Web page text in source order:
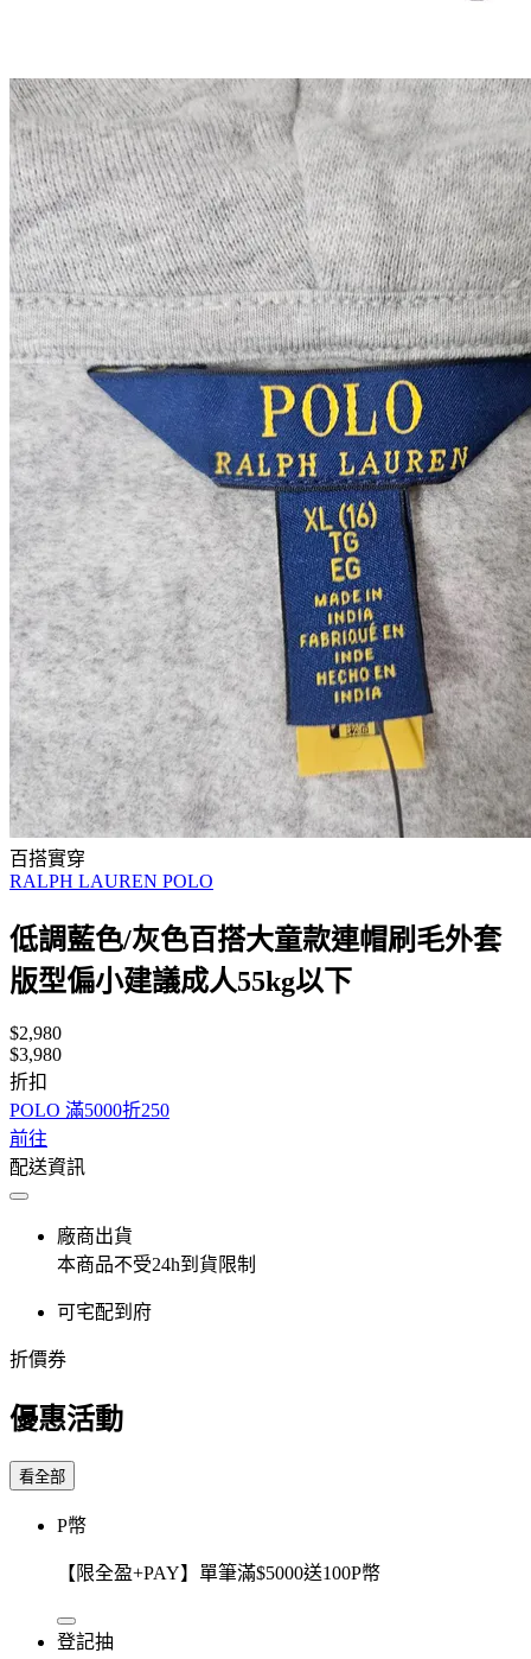
百搭實穿
RALPH LAUREN POLO
低調藍色/灰色百搭大童款連帽刷毛外套
版型偏小建議成人55kg以下
$2,980
$3,980
折扣
POLO 滿5000折250
前往
配送資訊
廠商出貨
本商品不受24h到貨限制
可宅配到府
折價券
優惠活動
看全部
P幣
【限全盈+PAY】單筆滿$5000送100P幣
登記抽